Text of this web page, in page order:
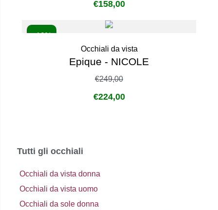
€158,00
- 10%
Occhiali da vista
Epique - NICOLE
€249,00
€224,00
Tutti gli occhiali
Occhiali da vista donna
Occhiali da vista uomo
Occhiali da sole donna